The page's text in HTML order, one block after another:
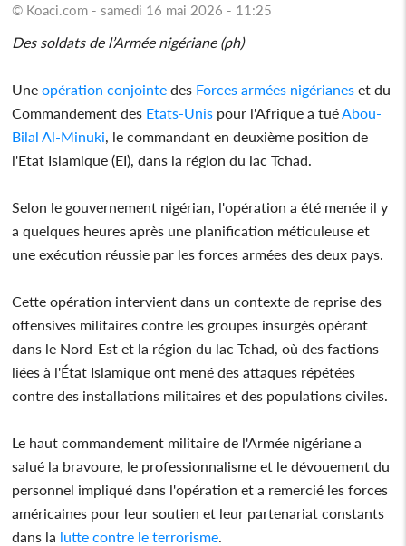
© Koaci.com - samedi 16 mai 2026 - 11:25
Des soldats de l’Armée nigériane (ph)
Une opération conjointe des Forces armées nigérianes et du
Commandement des Etats-Unis pour l'Afrique a tué Abou-
Bilal Al-Minuki , le commandant en deuxième position de
l'Etat Islamique (EI), dans la région du lac Tchad.
Selon le gouvernement nigérian, l'opération a été menée il y
a quelques heures après une planification méticuleuse et
une exécution réussie par les forces armées des deux pays.
Cette opération intervient dans un contexte de reprise des
offensives militaires contre les groupes insurgés opérant
dans le Nord-Est et la région du lac Tchad, où des factions
liées à l'État Islamique ont mené des attaques répétées
contre des installations militaires et des populations civiles.
Le haut commandement militaire de l'Armée nigériane a
salué la bravoure, le professionnalisme et le dévouement du
personnel impliqué dans l'opération et a remercié les forces
américaines pour leur soutien et leur partenariat constants
dans la lutte contre le terrorisme